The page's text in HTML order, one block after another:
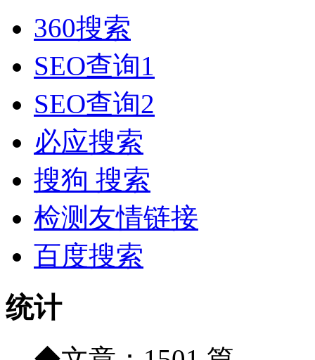
360搜索
SEO查询1
SEO查询2
必应搜索
搜狗 搜索
检测友情链接
百度搜索
统计